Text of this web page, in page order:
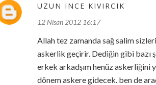
UZUN INCE KIVIRCIK
12 Nisan 2012 16:17
Allah tez zamanda sağ salim
askerlik geçirir. Dediğin gibi bazı
erkek arkadşım henüz askerliğini
dönem askere gidecek. ben de